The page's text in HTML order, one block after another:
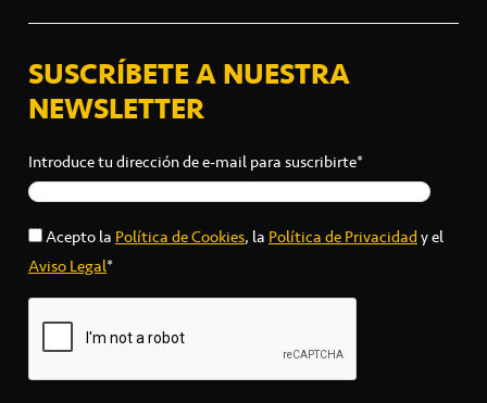
SUSCRÍBETE A NUESTRA
NEWSLETTER
Introduce tu dirección de e-mail para suscribirte*
Acepto laPolítica de Cookies, laPolítica de Privacidady el
Aviso Legal*